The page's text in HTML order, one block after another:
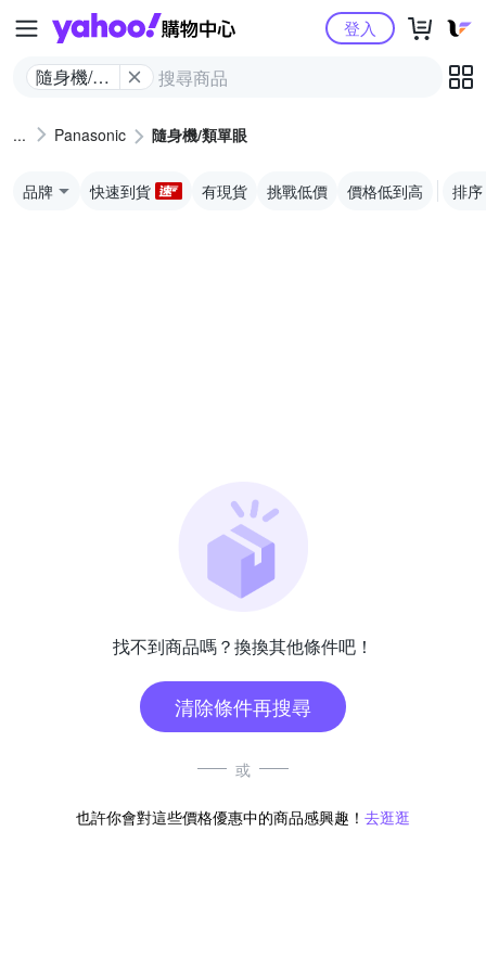
Yahoo購物中心
隨身機/類
登入
Panasonic 隨身機/類單眼
品牌 快速到貨 有現貨 挑戰低價 價格低到高 排序
找不到商品嗎？換換其他條件吧！
清除條件再搜尋
或
也許你會對這些價格優惠中的商品感興趣！ 去逛逛